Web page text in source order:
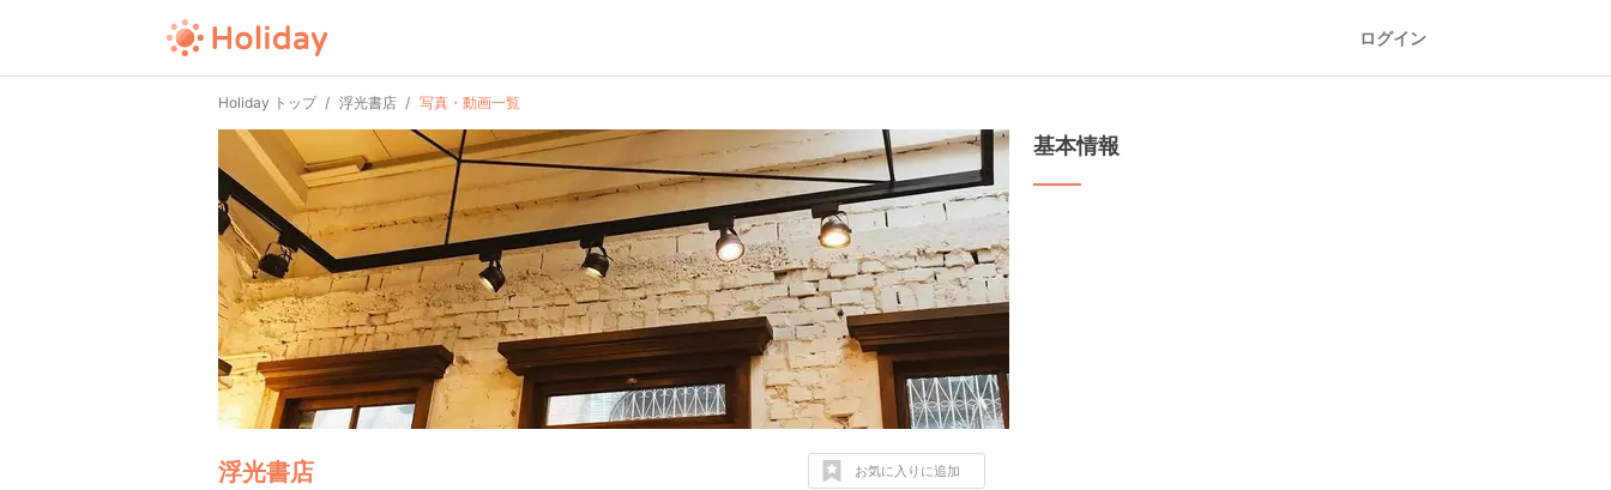
ログイン
Holiday トップ 浮光書店 写真・動画一覧
浮光書店 お気に入りに追加
基本情報